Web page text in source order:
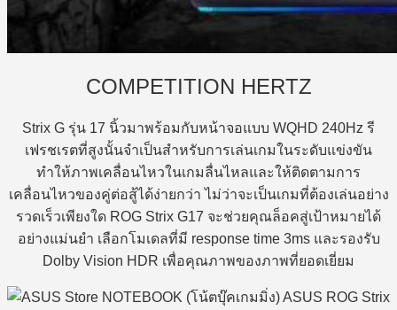
COMPETITION HERTZ
Strix G รุ่น 17 นิ้วมาพร้อมกับหน้าจอแบบ WQHD 240Hz รี
เฟรชเรตที่สูงนั้นจำเป็นสำหรับการเล่นเกมในระดับแข่งขัน
ทำให้ภาพเคลื่อนไหวในเกมลื่นไหลและให้ติดตามการ
เคลื่อนไหวของคู่ต่อสู้ได้ง่ายกว่า ไม่ว่าจะเป็นเกมที่ต้องเล่นอย่าง
รวดเร็วเพียงใด ROG Strix G17 จะช่วยคุณล็อคสู่เป้าหมายได้
อย่างแม่นยำ เลือกโมเดลที่มี response time 3ms และรองรับ
Dolby Vision HDR เพื่อคุณภาพของภาพที่ยอดเยี่ยม